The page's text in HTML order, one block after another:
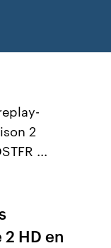
2
...
HD en